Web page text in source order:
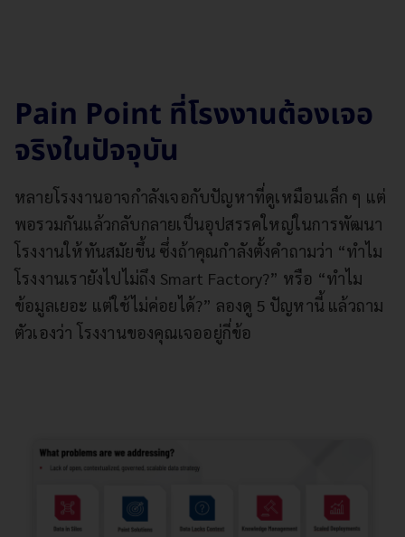
Pain Point ที่โรงงานต้องเจอ
จริงในปัจจุบัน
หลายโรงงานอาจกำลังเจอกับปัญหาที่ดูเหมือนเล็ก ๆ แต่
พอรวมกันแล้วกลับกลายเป็นอุปสรรคใหญ่ในการพัฒนา
โรงงานให้ทันสมัยขึ้น ซึ่งถ้าคุณกำลังตั้งคำถามว่า “ทำไม
โรงงานเรายังไปไม่ถึง Smart Factory?” หรือ “ทำไม
ข้อมูลเยอะ แต่ใช้ไม่ค่อยได้?” ลองดู 5 ปัญหานี้ แล้วถาม
ตัวเองว่า โรงงานของคุณเจออยู่กี่ข้อ